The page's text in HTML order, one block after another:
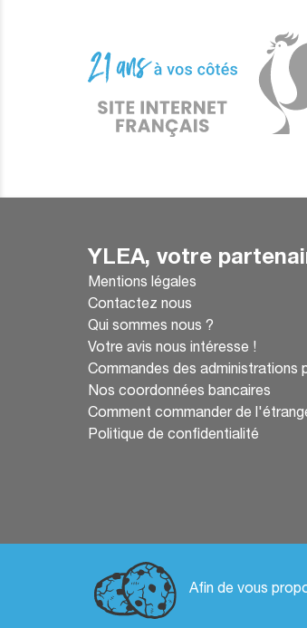
Afin de vous
YLEA, votre
Mentions légales
Contactez nous
Qui sommes nous ?
Votre avis nous intéresse !
Commandes des administrations
Nos coordonnées bancaires
Comment commander de
Politique de confidentialité